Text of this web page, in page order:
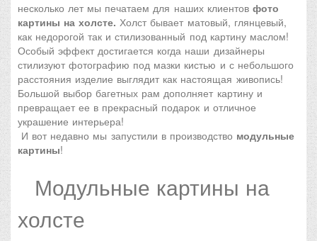
несколько лет мы печатаем для наших клиентов фото
картины на холсте.Холст бывает матовый, глянцевый,
как недорогой так и стилизованный под картину маслом!
Особый эффект достигается когда наши дизайнеры
стилизуют фотографию под мазки кистью и с небольшого
расстояния изделие выглядит как настоящая живопись!
Большой выбор багетных рам дополняет картину и
превращает ее в прекрасный подарок и отличное
украшение интерьера!
И вот недавно мы запустили в производство модульные
картины!
Модульные картины на
холсте